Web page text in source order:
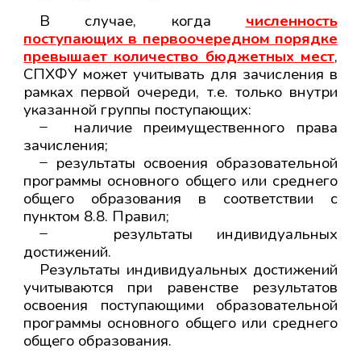
В случае, когда численность
поступающих в первоочередном порядке
превышает количество бюджетных мест,
СПХФУ может учитывать для зачисления в
рамках первой очереди, т.е. только внутри
указанной группы поступающих:
̶ наличие преимущественного права
зачисления;
̶ результаты освоения образовательной
программы основного общего или среднего
общего образования в соответствии с
пунктом 8.8. Правил;
̶ результаты индивидуальных
достижений.
Результаты индивидуальных достижений
учитываются при равенстве результатов
освоения поступающими образовательной
программы основного общего или среднего
общего образования.